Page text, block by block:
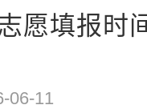
愿填报时
06-11